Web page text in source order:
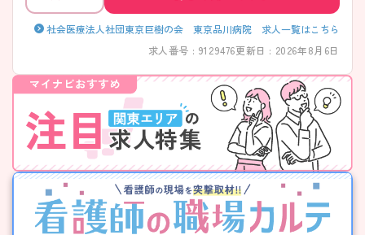
社会医療法人社団東京巨樹の会 東京品川病院 求人一覧はこちら
求人番号 : 9129476更新日 : 2026年8月6日